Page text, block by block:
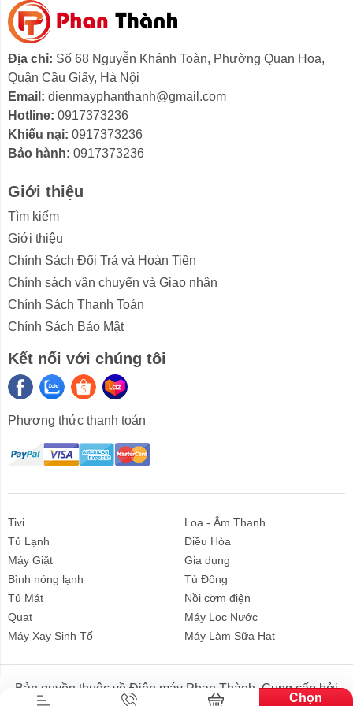
Liên hệ
Chọn
Địa chỉ: Số 68 Nguyễn Khánh Toàn, Phường Quan Hoa,
Quận Cầu Giấy, Hà Nội
Email: dienmayphanthanh@gmail.com
Hotline: 0917373236
Khiếu nại: 0917373236
Bảo hành: 0917373236
Giới thiệu
Tìm kiếm
Giới thiệu
Chính Sách Đổi Trả và Hoàn Tiền
Chính sách vận chuyển và Giao nhận
Chính Sách Thanh Toán
Chính Sách Bảo Mật
Kết nối với chúng tôi
Phương thức thanh toán
Tivi
Loa - Âm Thanh
Tủ Lạnh
Điều Hòa
Máy Giặt
Gia dụng
Bình nóng lạnh
Tủ Đông
Tủ Mát
Nồi cơm điện
Quạt
Máy Lọc Nước
Máy Xay Sinh Tố
Máy Làm Sữa Hạt
Bản quyền thuộc về Điện máy Phan Thành. Cung cấp bởi